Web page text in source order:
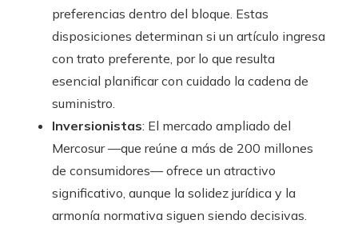
preferencias dentro del bloque. Estas
disposiciones determinan si un artículo ingresa
con trato preferente, por lo que resulta
esencial planificar con cuidado la cadena de
suministro.
Inversionistas: El mercado ampliado del
Mercosur —que reúne a más de 200 millones
de consumidores— ofrece un atractivo
significativo, aunque la solidez jurídica y la
armonía normativa siguen siendo decisivas.